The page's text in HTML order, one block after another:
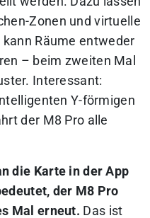
Zonen und virtuelle
Räume entweder
– beim zweiten Mal
Interessant:
Y-förmigen
der M8 Pro alle
die Karte in der App
der M8 Pro
Mal erneut. Das ist